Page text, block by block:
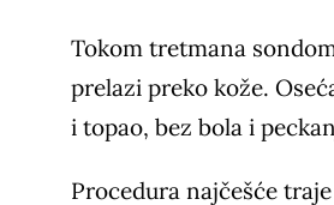
Tokom tretmana
prelazi preko kože.
i topao, bez bola i
Procedura najčešće